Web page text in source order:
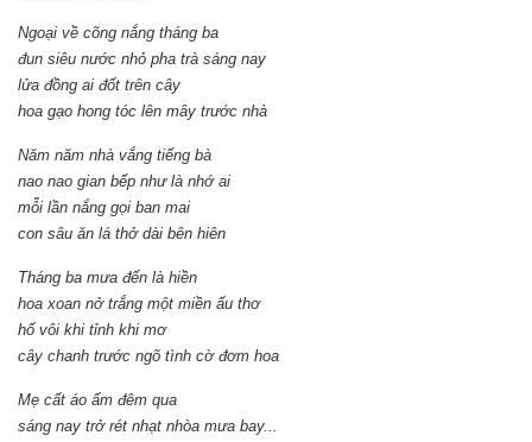
Ngoại về cõng nắng tháng ba
đun siêu nước nhỏ pha trà sáng nay
lửa đồng ai đốt trên cây
hoa gạo hong tóc lên mây trước nhà
Năm năm nhà vắng tiếng bà
nao nao gian bếp như là nhớ ai
mỗi lần nắng gọi ban mai
con sâu ăn lá thở dài bên hiên
Tháng ba mưa đến là hiền
hoa xoan nở trắng một miền ấu thơ
hố vôi khi tỉnh khi mơ
cây chanh trước ngõ tình cờ đơm hoa
Mẹ cất áo ấm đêm qua
sáng nay trở rét nhạt nhòa mưa bay...